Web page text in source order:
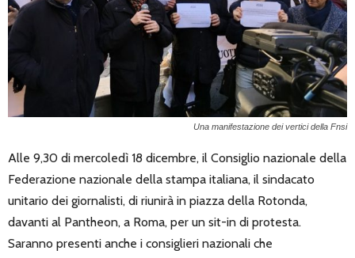
Una manifestazione dei vertici della Fnsi
Alle 9,30 di mercoledì 18 dicembre, il Consiglio nazionale della
Federazione nazionale della stampa italiana, il sindacato
unitario dei giornalisti, di riunirà in piazza della Rotonda,
davanti al Pantheon, a Roma, per un sit-in di protesta.
Saranno presenti anche i consiglieri nazionali che